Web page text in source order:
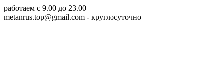
работаем c 9.00 до 23.00
metanrus.top@gmail.com - круглосуточно